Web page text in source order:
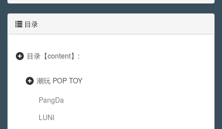
目录
目录【content】:
潮玩 POP TOY
PangDa
LUNI